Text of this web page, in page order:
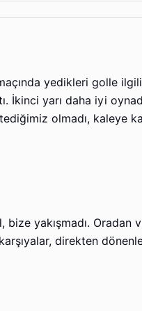
yedikleri golle ilgili
İkinci yarı daha iyi
olmadı, kaleye
yakışmadı. Oradan
direkten